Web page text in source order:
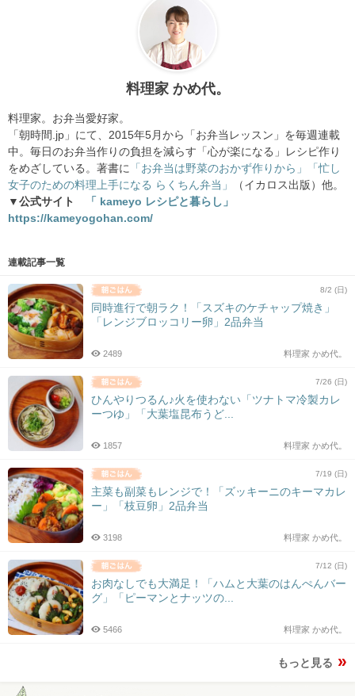
料理家 かめ代。
料理家。お弁当愛好家。
「朝時間.jp」にて、2015年5月から「お弁当レッスン」を毎週連載
中。毎日のお弁当作りの負担を減らす「心が楽になる」レシピ作り
をめざしている。著書に
「お弁当は野菜のおかず作りから」
「忙し
女子のための料理上手になる らくちん弁当」
（イカロス出版）他。
▼公式サイト
「 kameyo レシピと暮らし」
https://kameyogohan.com/
連載記事一覧
8/2 (日)
同時進行で朝ラク！「スズキのケチャップ焼き」
「レンジブロッコリー卵」2品弁当
料理家 かめ代。
2489
7/26 (日)
ひんやりつるん♪火を使わない「ツナトマ冷製カレ
ーつゆ」「大葉塩昆布うど...
料理家 かめ代。
1857
7/19 (日)
主菜も副菜もレンジで！「ズッキーニのキーマカレ
ー」「枝豆卵」2品弁当
料理家 かめ代。
3198
7/12 (日)
お肉なしでも大満足！「ハムと大葉のはんぺんバー
グ」「ピーマンとナッツの...
料理家 かめ代。
5466
もっと見る